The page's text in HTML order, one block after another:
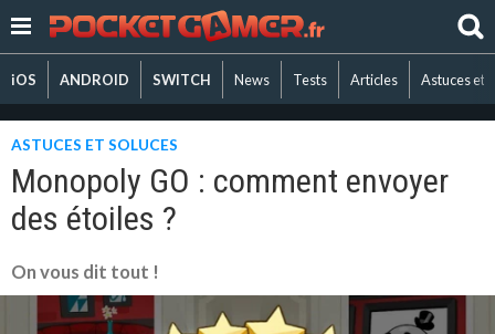
iOS ANDROID SWITCH News Tests Articles Astuces et
ASTUCES ET SOLUCES
Monopoly GO : comment envoyer
des étoiles ?
On vous dit tout !